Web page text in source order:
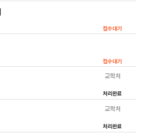
접수대기
접수대기
교학처
처리완료
교학처
처리완료